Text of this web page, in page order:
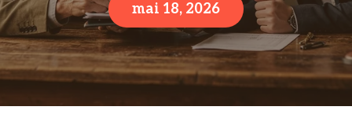
mai 18, 2026